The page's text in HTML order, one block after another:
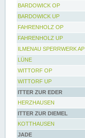
BARDOWICK OP
BARDOWICK UP
FAHRENHOLZ OP
FAHRENHOLZ UP
ILMENAU SPERRWERK AP
LÜNE
WITTORF OP
WITTORF UP
ITTER ZUR EDER
HERZHAUSEN
ITTER ZUR DIEMEL
KOTTHAUSEN
JADE